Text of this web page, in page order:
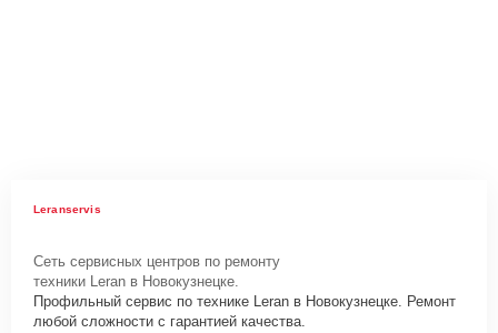
Leranservis
Сеть сервисных центров по ремонту
техники Leran в Новокузнецке.
Профильный сервис по технике Leran в Новокузнецке. Ремонт
любой сложности с гарантией качества.